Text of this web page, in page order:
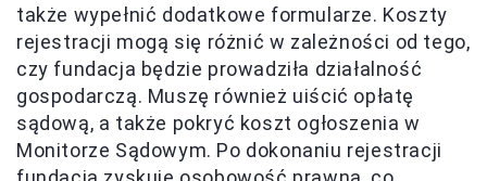
także wypełnić dodatkowe formularze. Koszty
rejestracji mogą się różnić w zależności od tego,
czy fundacja będzie prowadziła działalność
gospodarczą. Muszę również uiścić opłatę
sądową, a także pokryć koszt ogłoszenia w
Monitorze Sądowym. Po dokonaniu rejestracji